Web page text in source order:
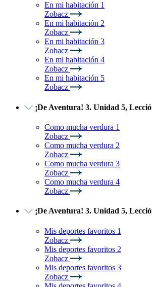
En mi habitación 1
Zobacz
En mi habitación 2
Zobacz
En mi habitación 3
Zobacz
En mi habitación 4
Zobacz
En mi habitación 5
Zobacz
¡De Aventura! 3. Unidad 5,
Como mucha verdura 1
Zobacz
Como mucha verdura 2
Zobacz
Como mucha verdura 3
Zobacz
Como mucha verdura 4
Zobacz
¡De Aventura! 3. Unidad 5,
Mis deportes favoritos 1
Zobacz
Mis deportes favoritos 2
Zobacz
Mis deportes favoritos 3
Zobacz